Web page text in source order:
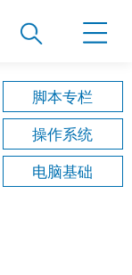
脚本专栏
操作系统
电脑基础